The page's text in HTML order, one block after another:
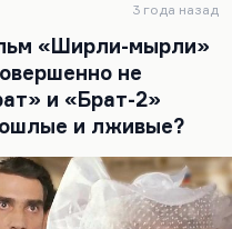
Его фильм —
прямо в ваш
Я
воздействует
и не всегда
3 года назад
«Ширли-мырли»
не
и «Брат-2»
и лживые?